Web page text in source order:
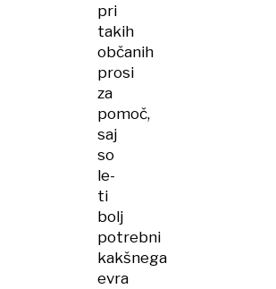
pri
takih
občanih
prosi
za
pomoč,
saj
so
le-
ti
bolj
potrebni
kakšnega
evra